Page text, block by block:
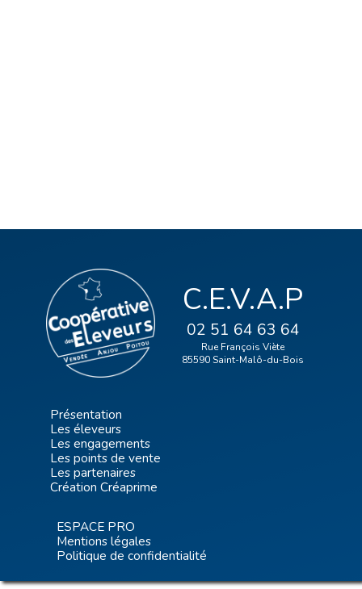
C.E.V.A.P
02 51 64 63 64
Rue François Viète
85590 Saint-Malô-du-Bois
Présentation
Les éleveurs
Les engagements
Les points de vente
Les partenaires
Création Créaprime
ESPACE PRO
Mentions légales
Politique de confidentialité